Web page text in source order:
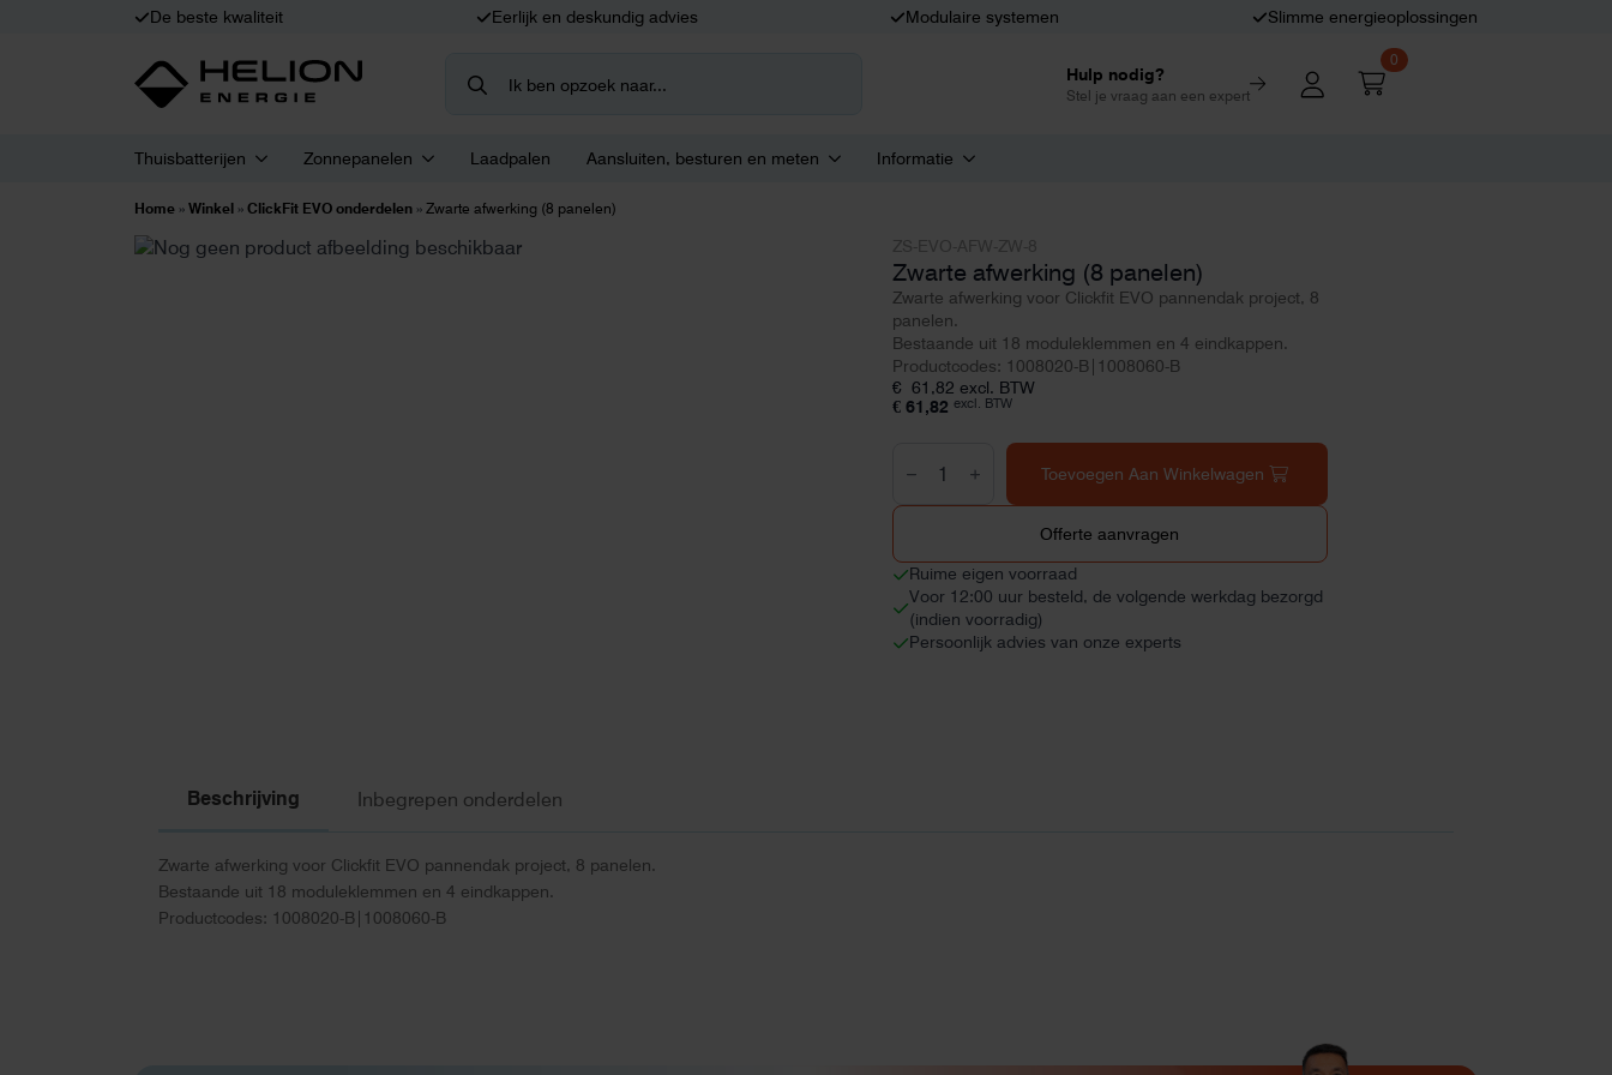
De beste kwaliteit Eerlijk en deskundig advies Modulaire systemen Slimme energieoplossingen
for:
Hulp nodig?
Stel je vraag aan een expert
0
Thuisbatterijen Zonnepanelen Laadpalen Aansluiten, besturen en meten Informatie
Home » Winkel » ClickFit EVO onderdelen » Zwarte afwerking (8 panelen)
Zwarte afwerking (8 panelen)
Zwarte afwerking voor Clickfit EVO pannendak project, 8
panelen.
Bestaande uit 18 moduleklemmen en 4 eindkappen.
Productcodes: 1008020-B|1008060-B
€ 61,82 excl. BTW
€61,82 excl. BTW
afwerking
panelen)
Toevoegen Aan Winkelwagen
Offerte aanvragen
Ruime eigen voorraad
Voor 12:00 uur besteld, de volgende werkdag bezorgd
(indien voorradig)
Persoonlijk advies van onze experts
Beschrijving Inbegrepen onderdelen
Zwarte afwerking voor Clickfit EVO pannendak project, 8 panelen.
Bestaande uit 18 moduleklemmen en 4 eindkappen.
Productcodes: 1008020-B|1008060-B